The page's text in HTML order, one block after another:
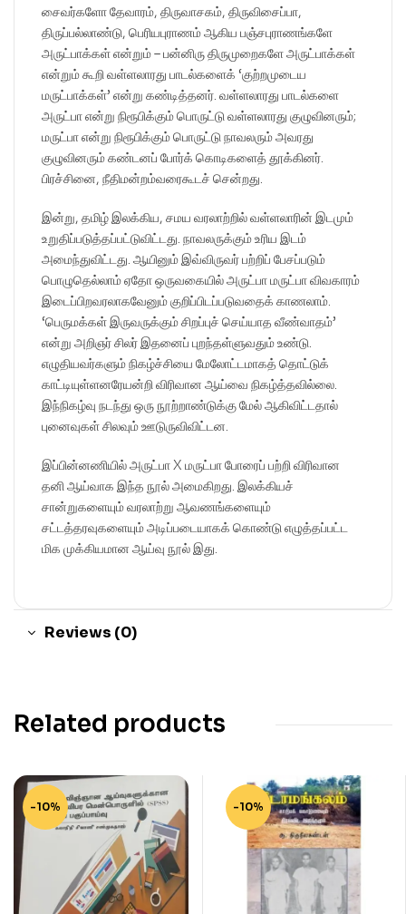
சைவர்களோ தேவாரம், திருவாசகம், திருவிசைப்பா,
திருப்பல்லாண்டு, பெரியபுராணம் ஆகிய பஞ்சபுராணங்களே
அருட்பாக்கள் என்றும் – பன்னிரு திருமுறைகளே அருட்பாக்கள்
என்றும் கூறி வள்ளலாரது பாடல்களைக் ‘குற்றமுடைய
மருட்பாக்கள்’ என்று கண்டித்தனர். வள்ளலாரது பாடல்களை
அருட்பா என்று நிரூபிக்கும் பொருட்டு வள்ளலாரது குழுவினரும்;
மருட்பா என்று நிரூபிக்கும் பொருட்டு நாவலரும் அவரது
குழுவினரும் கண்டனப் போர்க் கொடிகளைத் தூக்கினர்.
பிரச்சினை, நீதிமன்றம்வரைகூடச் சென்றது.
இன்று, தமிழ் இலக்கிய, சமய வரலாற்றில் வள்ளலாரின் இடமும்
உறுதிப்படுத்தப்பட்டுவிட்டது. நாவலருக்கும் உரிய இடம்
அமைந்துவிட்டது. ஆயினும் இவ்விருவர் பற்றிப் பேசப்படும்
பொழுதெல்லாம் ஏதோ ஒருவகையில் அருட்பா மருட்பா விவகாரம்
இடைப்பிறவரலாகவேனும் குறிப்பிடப்படுவதைக் காணலாம்.
‘பெருமக்கள் இருவருக்கும் சிறப்புச் செய்யாத வீண்வாதம்’
என்று அறிஞர் சிலர் இதனைப் புறந்தள்ளுவதும் உண்டு.
எழுதியவர்களும் நிகழ்ச்சியை மேலோட்டமாகத் தொட்டுக்
காட்டியுள்ளனரேயன்றி விரிவான ஆய்வை நிகழ்த்தவில்லை.
இந்நிகழ்வு நடந்து ஒரு நூற்றாண்டுக்கு மேல் ஆகிவிட்டதால்
புனைவுகள் சிலவும் ஊடுருவிவிட்டன.
இப்பின்னணியில் அருட்பா X மருட்பா போரைப் பற்றி விரிவான
தனி ஆய்வாக இந்த நூல் அமைகிறது. இலக்கியச்
சான்றுகளையும் வரலாற்று ஆவணங்களையும்
சட்டத்தரவுகளையும் அடிப்படையாகக் கொண்டு எழுத்தப்பட்ட
மிக முக்கியமான ஆய்வு நூல் இது.
Reviews (0)
Related products
-10% -10%